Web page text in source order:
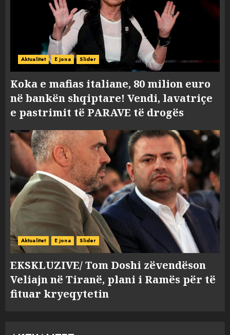
Aktualitet E jona Slider
Koka e mafias italiane, 80 milion euro
në bankën shqiptare! Vendi, lavatriçe
e pastrimit të PARAVE të drogës
Aktualitet E jona Slider
EKSKLUZIVE/ Tom Doshi zëvendëson
Veliajn në Tiranë, plani i Ramës për të
fituar kryeqytetin